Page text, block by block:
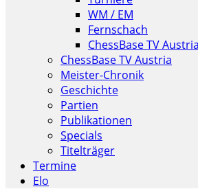
WM / EM
Fernschach
ChessBase TV Austria
ChessBase TV Austria
Meister-Chronik
Geschichte
Partien
Publikationen
Specials
Titelträger
Termine
Elo